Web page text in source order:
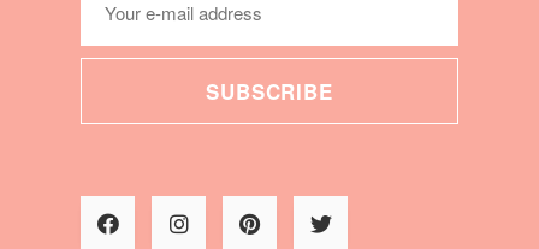
SUBSCRIBE